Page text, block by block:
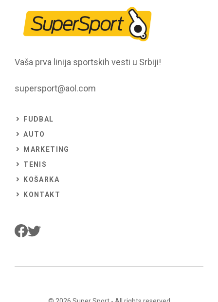
Vaša prva linija sportskih vesti u Srbiji!
supersport@aol.com
FUDBAL
AUTO
MARKETING
TENIS
KOŠARKA
KONTAKT